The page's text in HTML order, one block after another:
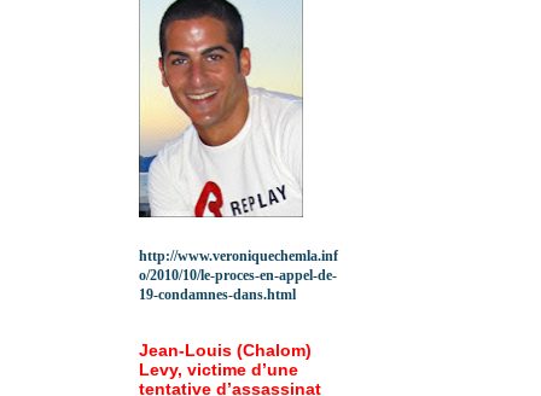
http://www.veroniquechemla.inf
o/2010/10/le-proces-en-appel-de-
19-condamnes-dans.html
Jean-Louis (Chalom)
Levy, victime d’une
tentative d’assassinat